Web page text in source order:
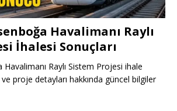
Havalimanı Raylı
İhalesi Sonuçları
Raylı Sistem Projesi ihale
ve proje detayları hakkında güncel bilgiler